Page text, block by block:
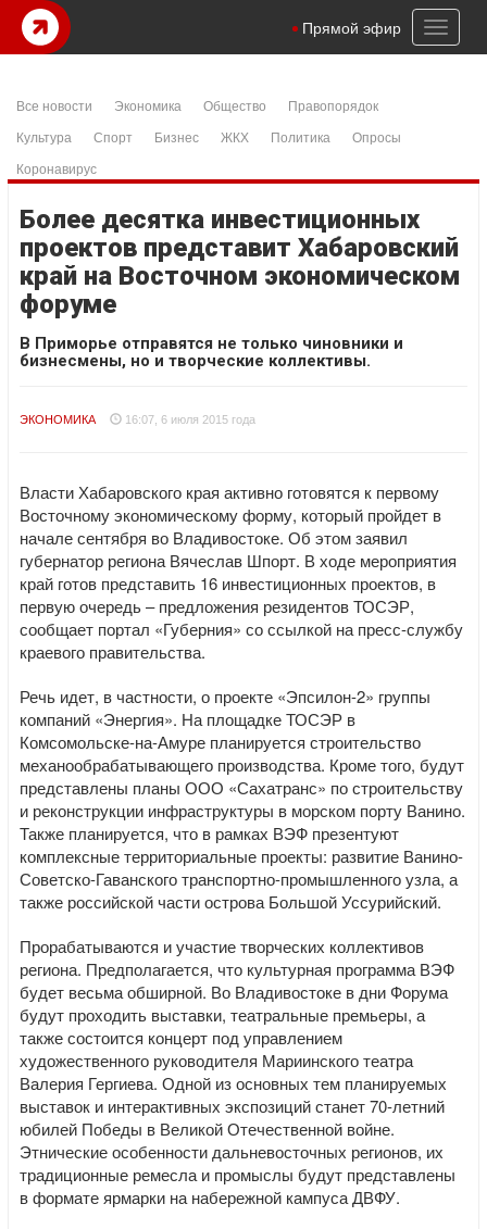
Toggle
Прямой эфир
Все новости Экономика Общество
Правопорядок
Культура
Спорт Бизнес ЖКХ Политика
Опросы
Коронавирус
Более десятка инвестиционных
проектов представит Хабаровский
край на Восточном экономическом
форуме
В Приморье отправятся не только чиновники и
бизнесмены, но и творческие коллективы.
ЭКОНОМИКА 16:07, 6 июля 2015 года
Власти Хабаровского края активно готовятся к первому
Восточному экономическому форму, который пройдет в
начале сентября во Владивостоке. Об этом заявил
губернатор региона Вячеслав Шпорт. В ходе мероприятия
край готов представить 16 инвестиционных проектов, в
первую очередь – предложения резидентов ТОСЭР,
сообщает портал «Губерния» со ссылкой на пресс-службу
краевого правительства.
Речь идет, в частности, о проекте «Эпсилон-2» группы
компаний «Энергия». На площадке ТОСЭР в
Комсомольске-на-Амуре планируется строительство
механообрабатывающего производства. Кроме того, будут
представлены планы ООО «Сахатранс» по строительству
и реконструкции инфраструктуры в морском порту Ванино.
Также планируется, что в рамках ВЭФ презентуют
комплексные территориальные проекты: развитие Ванино-
Советско-Гаванского транспортно-промышленного узла, а
также российской части острова Большой Уссурийский.
Прорабатываются и участие творческих коллективов
региона. Предполагается, что культурная программа ВЭФ
будет весьма обширной. Во Владивостоке в дни Форума
будут проходить выставки, театральные премьеры, а
также состоится концерт под управлением
художественного руководителя Мариинского театра
Валерия Гергиева. Одной из основных тем планируемых
выставок и интерактивных экспозиций станет 70-летний
юбилей Победы в Великой Отечественной войне.
Этнические особенности дальневосточных регионов, их
традиционные ремесла и промыслы будут представлены
в формате ярмарки на набережной кампуса ДВФУ.